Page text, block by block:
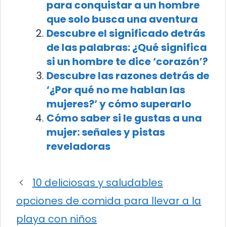
para conquistar a un hombre
que solo busca una aventura
Descubre el significado detrás
de las palabras: ¿Qué significa
si un hombre te dice ‘corazón’?
Descubre las razones detrás de
‘¿Por qué no me hablan las
mujeres?’ y cómo superarlo
Cómo saber si le gustas a una
mujer: señales y pistas
reveladoras
10 deliciosas y saludables
opciones de comida para llevar a la
playa con niños